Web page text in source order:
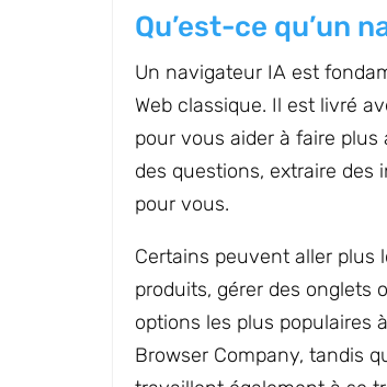
Qu’est-ce qu’un
Un navigateur IA est
Web classique. Il est livré
pour vous aider à faire plus
des questions, extraire des
pour vous.
Certains peuvent aller plus
produits, gérer des onglets
options les plus populaires
Browser Company, tandis